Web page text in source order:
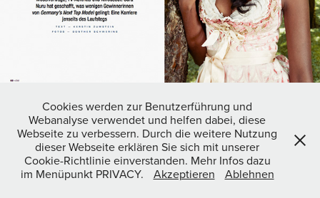
ALL PICTURES © COPYRIGHT BY GUENTHER SCHWERING - ALL
KIND OF UNAUTHORIZED REPRODUCTION IS PROHIBITED.
Cookies werden zur Benutzerführung und
Webanalyse verwendet und helfen dabei, diese
Webseite zu verbessern. Durch die weitere Nutzung
dieser Webseite erklären Sie sich mit unserer
Cookie-Richtlinie einverstanden. Mehr Infos dazu
im Menüpunkt PRIVACY.
Akzeptieren Ablehnen